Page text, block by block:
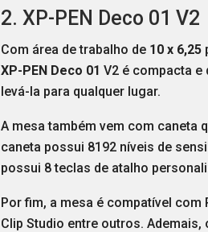
2. XP-PEN Deco 01 V2
Com área de trabalho de 10 x 6,25
XP-PEN Deco 01 V2 é compacta
levá-la para qualquer lugar.
A mesa também vem com caneta
caneta possui 8192 níveis de
possui 8 teclas de atalho
Por fim, a mesa é compatível com
Clip Studio entre outros.